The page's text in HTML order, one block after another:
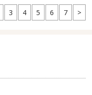
3 4 5 6 7 >